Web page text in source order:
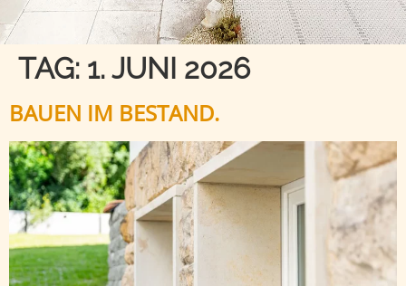
TAG: 1. JUNI 2026
BAUEN IM BESTAND.